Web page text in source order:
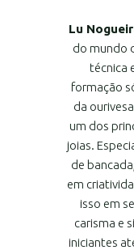
Lu
do mundo
técnica
formação
da
um dos
joias.
de
em
isso em
carisma e
iniciantes